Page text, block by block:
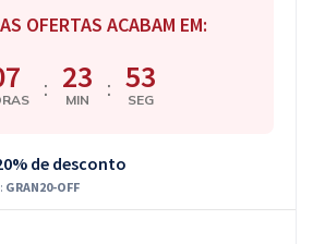
OFERTAS ACABAM EM:
: 23
MIN : 52
SEG
de desconto
GRAN20-OFF